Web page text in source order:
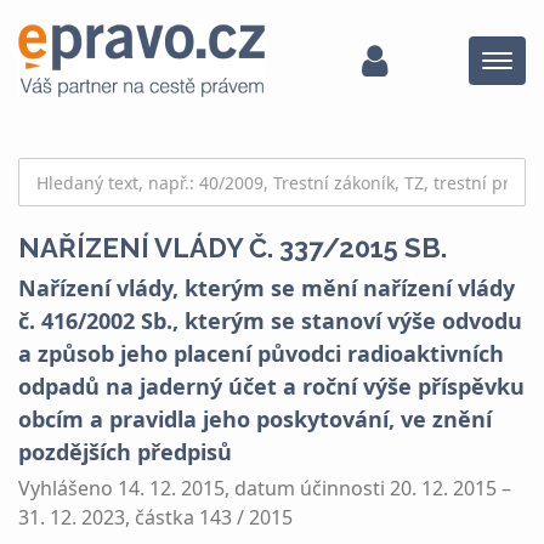
Menu
NAŘÍZENÍ VLÁDY Č. 337/2015 SB.
Nařízení vlády, kterým se mění nařízení vlády
č. 416/2002 Sb., kterým se stanoví výše odvodu
a způsob jeho placení původci radioaktivních
odpadů na jaderný účet a roční výše příspěvku
obcím a pravidla jeho poskytování, ve znění
pozdějších předpisů
Vyhlášeno 14. 12. 2015, datum účinnosti 20. 12. 2015 –
31. 12. 2023, částka 143 / 2015